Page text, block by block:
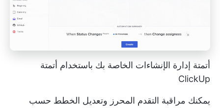
أتمتة إدارة الإنشاءات الخاصة بك باستخدام أتمتة
ClickUp
يمكنك مراقبة التقدم المحرز وتعديل الخطط حسب